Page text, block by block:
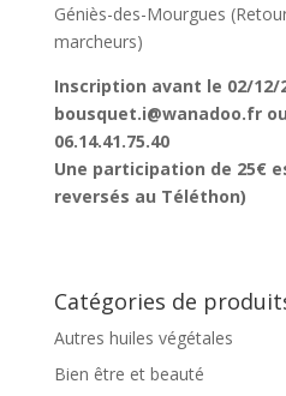
Géniès-des-Mourgues
marcheurs)
Inscription avant le 02/12/
bousquet.i@wanadoo.fr
06.14.41.75.40
Une participation de 25€
reversés au Téléthon)
Catégories de
Autres huiles végétales
Bien être et beauté